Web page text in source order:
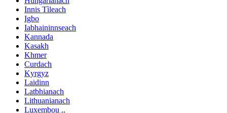
Innis Tìleach
Igbo
Iabhaininnseach
Kannada
Kasakh
Khmer
Curdach
Kyrgyz
Laidinn
Latbhianach
Lithuanianach
Luxembou ..